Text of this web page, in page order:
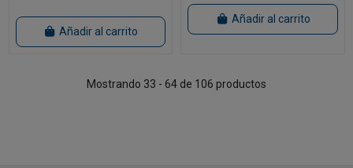
Añadir al carrito
Añadir al carrito
Mostrando 33 - 64 de 106 productos